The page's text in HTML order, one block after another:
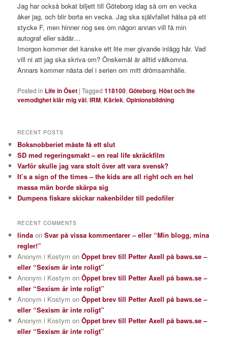
Jag har också bokat biljett till Göteborg idag så om en vecka
åker jag, och blir borta en vecka. Jag ska självfallet hälsa på ett
stycke F, men hinner nog ses om någon annan vill få min
autograf eller sådär…
Imorgon kommer det kanske ett lite mer givande inlägg här. Vad
vill ni att jag ska skriva om? Önskemål är alltid välkomna.
Annars kommer nästa del i serien om mitt drömsamhälle.
Posted in Life in Öset |Tagged 118100,Göteborg,Höst och lite
vemodighet klär mig väl,IRM,Kärlek,Opinionsbildning
RECENT POSTS
Boksnobberiet måste få ett slut
SD med regeringsmakt – en real life skräckfilm
Varför skulle jag vara stolt över att vara svensk?
It’s a sign of the times – the kids are all right och en hel
massa män borde skärpa sig
Dumpens fiskare skickar nakenbilder till pedofiler
RECENT COMMENTS
linda onSvar på vissa kommentarer – eller “Min blogg, mina
regler!”
Anonym i Kostym onÖppet brev till Petter Axell på baws.se –
eller “Sexism är inte roligt”
Anonym i Kostym onÖppet brev till Petter Axell på baws.se –
eller “Sexism är inte roligt”
Anonym i Kostym onÖppet brev till Petter Axell på baws.se –
eller “Sexism är inte roligt”
Anonym i Kostym onÖppet brev till Petter Axell på baws.se –
eller “Sexism är inte roligt”